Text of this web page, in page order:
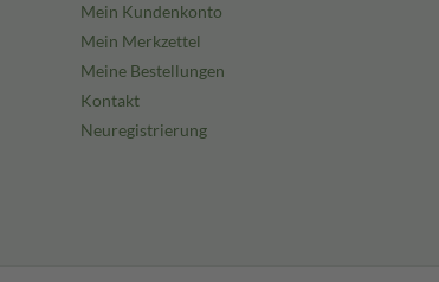
Mein Kundenkonto
Mein Merkzettel
Meine Bestellungen
Kontakt
Neuregistrierung